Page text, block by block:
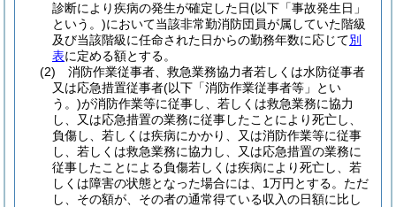
診断により疾病の発生が確定した日(以下「事故発生日」
という。)において当該非常勤消防団員が属していた階級
及び当該階級に任命された日からの勤務年数に応じて別
表に定める額とする。
(2)
消防作業従事者、救急業務協力者若しくは水防従事者
又は応急措置従事者(以下「消防作業従事者等」とい
う。)が消防作業等に従事し、若しくは救急業務に協力
し、又は応急措置の業務に従事したことにより死亡し、
負傷し、若しくは疾病にかかり、又は消防作業等に従事
し、若しくは救急業務に協力し、又は応急措置の業務に
従事したことによる負傷若しくは疾病により死亡し、若
しくは障害の状態となった場合には、1万円とする。 ただ
し、その額が、その者の通常得ている収入の日額に比し